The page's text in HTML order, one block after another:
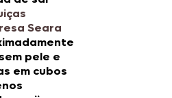
Seara
pele e
em cubos